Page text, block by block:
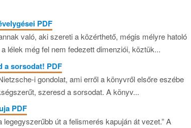
PDF
való, aki szereti a közérthető, mégis mélyre hatoló
lélek még fel nem fedezett dimenziói, köztük...
a sorsodat! PDF
i gondolat, ami erről a könyvről elsőre eszébe
szeresd a sorsodat. A könyv...
PDF
legegyszerűbb út a felismerés kapuján át vezet.” A